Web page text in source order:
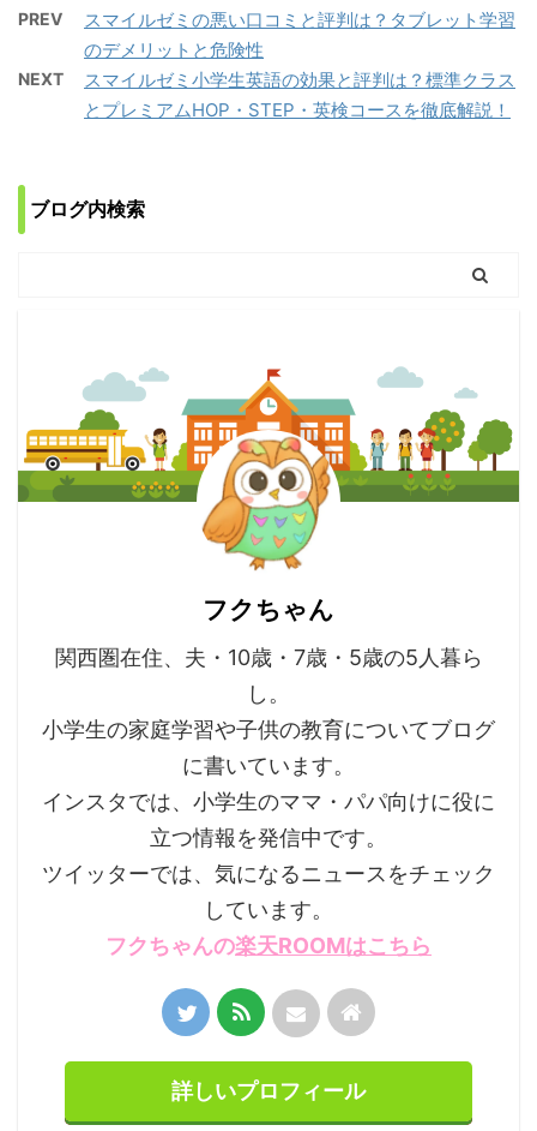
PREV
スマイルゼミの悪い口コミと評判は？タブレット学習
のデメリットと危険性
NEXT
スマイルゼミ小学生英語の効果と評判は？標準クラス
とプレミアムHOP・STEP・英検コースを徹底解説！
ブログ内検索
フクちゃん
関西圏在住、夫・10歳・7歳・5歳の5人暮ら
し。
小学生の家庭学習や子供の教育についてブログ
に書いています。
インスタでは、小学生のママ・パパ向けに役に
立つ情報を発信中です。
ツイッターでは、気になるニュースをチェック
しています。
フクちゃんの楽天ROOMはこちら
詳しいプロフィール